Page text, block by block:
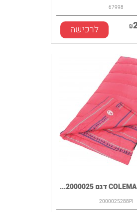
67998
₪ לרכישה
2000025288PI